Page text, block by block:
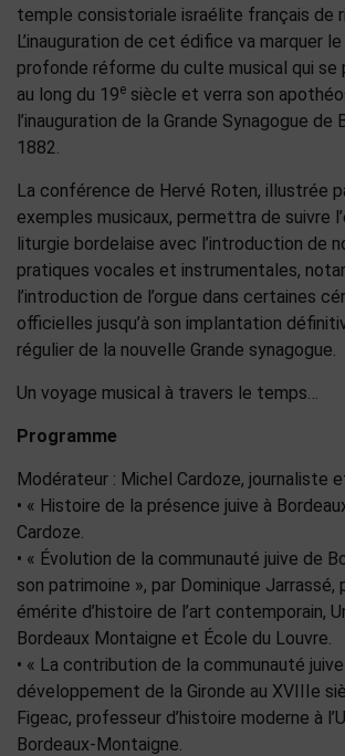
temple consistoriale israélite français de
L’inauguration de cet édifice va marquer le
profonde réforme du culte musical qui se
au long du 19e siècle et verra son
l’inauguration de la Grande Synagogue de
1882.
La conférence de Hervé Roten, illustrée
exemples musicaux, permettra de suivre
liturgie bordelaise avec l’introduction de
pratiques vocales et instrumentales,
l’introduction de l’orgue dans certaines
officielles jusqu’à son implantation
régulier de la nouvelle Grande synagogue.
Un voyage musical à travers le temps…
Programme
Modérateur : Michel Cardoze, journaliste
• « Histoire de la présence juive à
Cardoze.
• « Évolution de la communauté juive de
son patrimoine », par Dominique Jarrassé,
émérite d’histoire de l’art contemporain,
Bordeaux Montaigne et École du Louvre.
• « La contribution de la communauté juive
développement de la Gironde au XVIIIe
Figeac, professeur d’histoire moderne à
Bordeaux-Montaigne.